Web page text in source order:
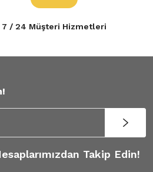
7 / 24 Müşteri Hizmetleri
Takip Edin!